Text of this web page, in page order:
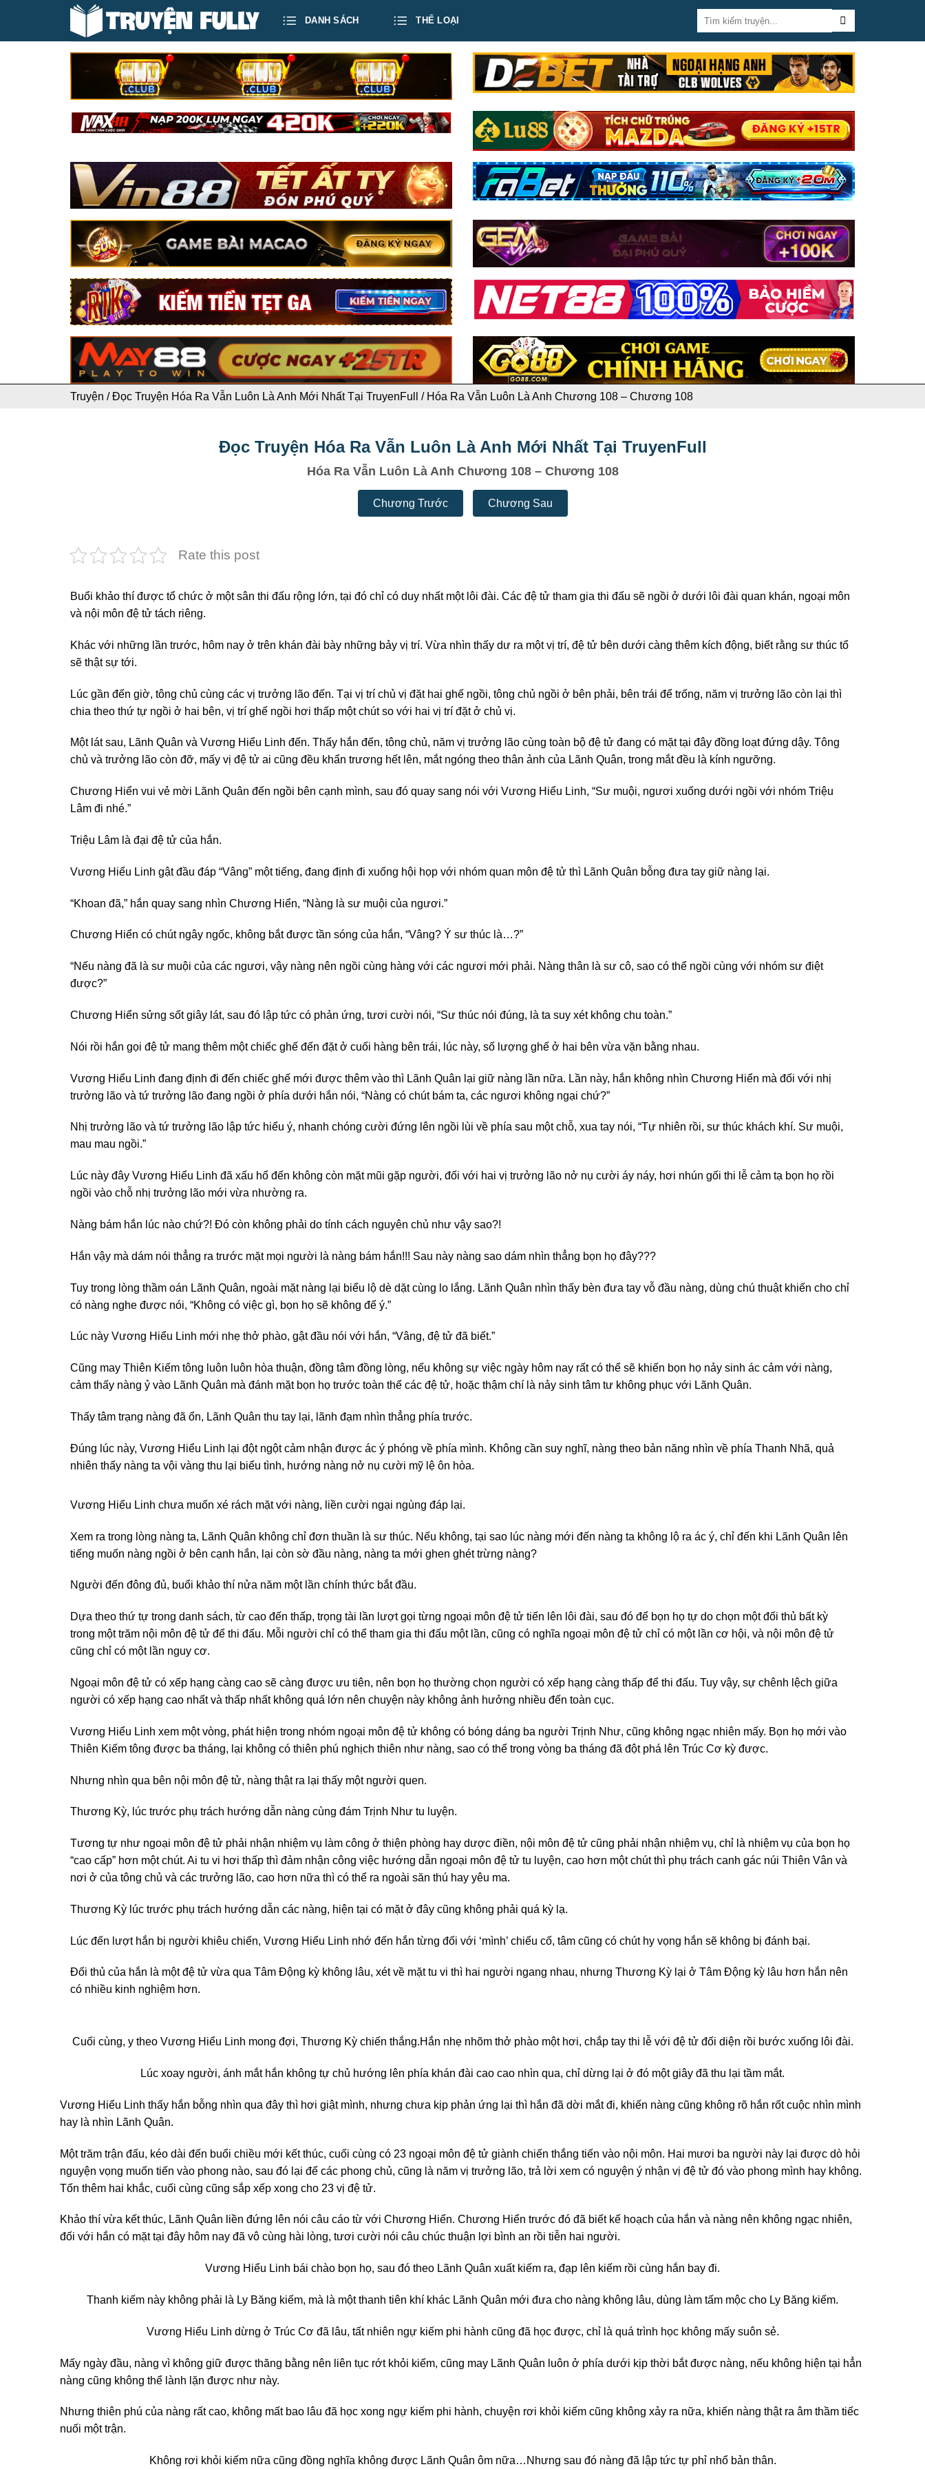
DANH SÁCH THỂ LOẠI
Truyện /Đọc Truyện Hóa Ra Vẫn Luôn Là Anh Mới Nhất Tại TruyenFull / Hóa Ra Vẫn Luôn Là Anh Chương 108 – Chương 108
Đọc Truyện Hóa Ra Vẫn Luôn Là Anh Mới Nhất Tại TruyenFull
Hóa Ra Vẫn Luôn Là Anh Chương 108 – Chương 108
Chương Trước Chương Sau
Rate this post
Buổi khảo thí được tổ chức ở một sân thi đấu rộng lớn, tại đó chỉ có duy nhất một lôi đài. Các đệ tử tham gia thi đấu sẽ ngồi ở dưới lôi đài quan khán, ngoại môn
và nội môn đệ tử tách riêng.
Khác với những lần trước, hôm nay ở trên khán đài bày những bảy vị trí. Vừa nhìn thấy dư ra một vị trí, đệ tử bên dưới càng thêm kích động, biết rằng sư thúc tổ
sẽ thật sự tới.
Lúc gần đến giờ, tông chủ cùng các vị trưởng lão đến. Tại vị trí chủ vị đặt hai ghế ngồi, tông chủ ngồi ở bên phải, bên trái để trống, năm vị trưởng lão còn lại thì
chia theo thứ tự ngồi ở hai bên, vị trí ghế ngồi hơi thấp một chút so với hai vị trí đặt ở chủ vị.
Một lát sau, Lãnh Quân và Vương Hiểu Linh đến. Thấy hắn đến, tông chủ, năm vị trưởng lão cùng toàn bộ đệ tử đang có mặt tại đây đồng loạt đứng dậy. Tông
chủ và trưởng lão còn đỡ, mấy vị đệ tử ai cũng đều khẩn trương hết lên, mắt ngóng theo thân ảnh của Lãnh Quân, trong mắt đều là kính ngưỡng.
Chương Hiển vui vẻ mời Lãnh Quân đến ngồi bên cạnh mình, sau đó quay sang nói với Vương Hiểu Linh, “Sư muội, ngươi xuống dưới ngồi với nhóm Triệu
Lâm đi nhé.”
Triệu Lâm là đại đệ tử của hắn.
Vương Hiểu Linh gật đầu đáp “Vâng” một tiếng, đang định đi xuống hội họp với nhóm quan môn đệ tử thì Lãnh Quân bỗng đưa tay giữ nàng lại.
“Khoan đã,” hắn quay sang nhìn Chương Hiển, “Nàng là sư muội của ngươi.”
Chương Hiển có chút ngây ngốc, không bắt được tần sóng của hắn, “Vâng? Ý sư thúc là…?”
“Nếu nàng đã là sư muội của các ngươi, vậy nàng nên ngồi cùng hàng với các ngươi mới phải. Nàng thân là sư cô, sao có thể ngồi cùng với nhóm sư điệt
được?”
Chương Hiển sửng sốt giây lát, sau đó lập tức có phản ứng, tươi cười nói, “Sư thúc nói đúng, là ta suy xét không chu toàn.”
Nói rồi hắn gọi đệ tử mang thêm một chiếc ghế đến đặt ở cuối hàng bên trái, lúc này, số lượng ghế ở hai bên vừa vặn bằng nhau.
Vương Hiểu Linh đang định đi đến chiếc ghế mới được thêm vào thì Lãnh Quân lại giữ nàng lần nữa. Lần này, hắn không nhìn Chương Hiển mà đối với nhị
trưởng lão và tứ trưởng lão đang ngồi ở phía dưới hắn nói, “Nàng có chút bám ta, các ngươi không ngại chứ?”
Nhị trưởng lão và tứ trưởng lão lập tức hiểu ý, nhanh chóng cười đứng lên ngồi lùi về phía sau một chỗ, xua tay nói, “Tự nhiên rồi, sư thúc khách khí. Sư muội,
mau mau ngồi.”
Lúc này đây Vương Hiểu Linh đã xấu hổ đến không còn mặt mũi gặp người, đối với hai vị trưởng lão nở nụ cười áy náy, hơi nhún gối thi lễ cảm tạ bọn họ rồi
ngồi vào chỗ nhị trưởng lão mới vừa nhường ra.
Nàng bám hắn lúc nào chứ?! Đó còn không phải do tính cách nguyên chủ như vậy sao?!
Hắn vậy mà dám nói thẳng ra trước mặt mọi người là nàng bám hắn!!! Sau này nàng sao dám nhìn thẳng bọn họ đây???
Tuy trong lòng thầm oán Lãnh Quân, ngoài mặt nàng lại biểu lộ dè dặt cùng lo lắng. Lãnh Quân nhìn thấy bèn đưa tay vỗ đầu nàng, dùng chú thuật khiến cho chỉ
có nàng nghe được nói, “Không có việc gì, bọn họ sẽ không để ý.”
Lúc này Vương Hiểu Linh mới nhẹ thở phào, gật đầu nói với hắn, “Vâng, đệ tử đã biết.”
Cũng may Thiên Kiếm tông luôn luôn hòa thuận, đồng tâm đồng lòng, nếu không sự việc ngày hôm nay rất có thể sẽ khiến bọn họ nảy sinh ác cảm với nàng,
cảm thấy nàng ỷ vào Lãnh Quân mà đánh mặt bọn họ trước toàn thể các đệ tử, hoặc thậm chí là nảy sinh tâm tư không phục với Lãnh Quân.
Thấy tâm trạng nàng đã ổn, Lãnh Quân thu tay lại, lãnh đạm nhìn thẳng phía trước.
Đúng lúc này, Vương Hiểu Linh lại đột ngột cảm nhận được ác ý phóng về phía mình. Không cần suy nghĩ, nàng theo bản năng nhìn về phía Thanh Nhã, quả
nhiên thấy nàng ta vội vàng thu lại biểu tình, hướng nàng nở nụ cười mỹ lệ ôn hòa.
Vương Hiểu Linh chưa muốn xé rách mặt với nàng, liền cười ngại ngùng đáp lại.
Xem ra trong lòng nàng ta, Lãnh Quân không chỉ đơn thuần là sư thúc. Nếu không, tại sao lúc nàng mới đến nàng ta không lộ ra ác ý, chỉ đến khi Lãnh Quân lên
tiếng muốn nàng ngồi ở bên cạnh hắn, lại còn sờ đầu nàng, nàng ta mới ghen ghét trừng nàng?
Người đến đông đủ, buổi khảo thí nửa năm một lần chính thức bắt đầu.
Dựa theo thứ tự trong danh sách, từ cao đến thấp, trọng tài lần lượt gọi từng ngoại môn đệ tử tiến lên lôi đài, sau đó để bọn họ tự do chọn một đối thủ bất kỳ
trong một trăm nội môn đệ tử để thi đấu. Mỗi người chỉ có thể tham gia thi đấu một lần, cũng có nghĩa ngoại môn đệ tử chỉ có một lần cơ hội, và nội môn đệ tử
cũng chỉ có một lần nguy cơ.
Ngoại môn đệ tử có xếp hạng càng cao sẽ càng được ưu tiên, nên bọn họ thường chọn người có xếp hạng càng thấp để thi đấu. Tuy vậy, sự chênh lệch giữa
người có xếp hạng cao nhất và thấp nhất không quá lớn nên chuyện này không ảnh hưởng nhiều đến toàn cục.
Vương Hiểu Linh xem một vòng, phát hiện trong nhóm ngoại môn đệ tử không có bóng dáng ba người Trịnh Như, cũng không ngạc nhiên mấy. Bọn họ mới vào
Thiên Kiếm tông được ba tháng, lại không có thiên phú nghịch thiên như nàng, sao có thể trong vòng ba tháng đã đột phá lên Trúc Cơ kỳ được.
Nhưng nhìn qua bên nội môn đệ tử, nàng thật ra lại thấy một người quen.
Thương Kỳ, lúc trước phụ trách hướng dẫn nàng cùng đám Trịnh Như tu luyện.
Tương tự như ngoại môn đệ tử phải nhận nhiệm vụ làm công ở thiện phòng hay dược điền, nội môn đệ tử cũng phải nhận nhiệm vụ, chỉ là nhiệm vụ của bọn họ
“cao cấp” hơn một chút. Ai tu vi hơi thấp thì đảm nhận công việc hướng dẫn ngoại môn đệ tử tu luyện, cao hơn một chút thì phụ trách canh gác núi Thiên Vân và
nơi ở của tông chủ và các trưởng lão, cao hơn nữa thì có thể ra ngoài săn thú hay yêu ma.
Thương Kỳ lúc trước phụ trách hướng dẫn các nàng, hiện tại có mặt ở đây cũng không phải quá kỳ lạ.
Lúc đến lượt hắn bị người khiêu chiến, Vương Hiểu Linh nhớ đến hắn từng đối với ‘mình’ chiếu cố, tâm cũng có chút hy vọng hắn sẽ không bị đánh bại.
Đối thủ của hắn là một đệ tử vừa qua Tâm Động kỳ không lâu, xét về mặt tu vi thì hai người ngang nhau, nhưng Thương Kỳ lại ở Tâm Động kỳ lâu hơn hắn nên
có nhiều kinh nghiệm hơn.
Cuối cùng, y theo Vương Hiểu Linh mong đợi, Thương Kỳ chiến thắng.Hắn nhẹ nhõm thở phào một hơi, chắp tay thi lễ với đệ tử đối diện rồi bước xuống lôi đài.
Lúc xoay người, ánh mắt hắn không tự chủ hướng lên phía khán đài cao cao nhìn qua, chỉ dừng lại ở đó một giây đã thu lại tầm mắt.
Vương Hiểu Linh thấy hắn bỗng nhìn qua đây thì hơi giật mình, nhưng chưa kịp phản ứng lại thì hắn đã dời mắt đi, khiến nàng cũng không rõ hắn rốt cuộc nhìn mình
hay là nhìn Lãnh Quân.
Một trăm trận đấu, kéo dài đến buổi chiều mới kết thúc, cuối cùng có 23 ngoại môn đệ tử giành chiến thắng tiến vào nội môn. Hai mươi ba người này lại được dò hỏi
nguyện vọng muốn tiến vào phong nào, sau đó lại để các phong chủ, cũng là năm vị trưởng lão, trả lời xem có nguyện ý nhận vị đệ tử đó vào phong mình hay không.
Tốn thêm hai khắc, cuối cùng cũng sắp xếp xong cho 23 vị đệ tử.
Khảo thí vừa kết thúc, Lãnh Quân liền đứng lên nói câu cáo từ với Chương Hiển. Chương Hiển trước đó đã biết kế hoạch của hắn và nàng nên không ngạc nhiên,
đối với hắn có mặt tại đây hôm nay đã vô cùng hài lòng, tươi cười nói câu chúc thuận lợi bình an rồi tiễn hai người.
Vương Hiểu Linh bái chào bọn họ, sau đó theo Lãnh Quân xuất kiếm ra, đạp lên kiếm rồi cùng hắn bay đi.
Thanh kiếm này không phải là Ly Băng kiếm, mà là một thanh tiên khí khác Lãnh Quân mới đưa cho nàng không lâu, dùng làm tấm mộc cho Ly Băng kiếm.
Vương Hiểu Linh dừng ở Trúc Cơ đã lâu, tất nhiên ngự kiếm phi hành cũng đã học được, chỉ là quá trình học không mấy suôn sẻ.
Mấy ngày đầu, nàng vì không giữ được thăng bằng nên liên tục rớt khỏi kiếm, cũng may Lãnh Quân luôn ở phía dưới kịp thời bắt được nàng, nếu không hiện tại hẳn
nàng cũng không thể lành lặn được như này.
Nhưng thiên phú của nàng rất cao, không mất bao lâu đã học xong ngự kiếm phi hành, chuyện rơi khỏi kiếm cũng không xảy ra nữa, khiến nàng thật ra âm thầm tiếc
nuối một trận.
Không rơi khỏi kiếm nữa cũng đồng nghĩa không được Lãnh Quân ôm nữa… Nhưng sau đó nàng đã lập tức tự phỉ nhổ bản thân.